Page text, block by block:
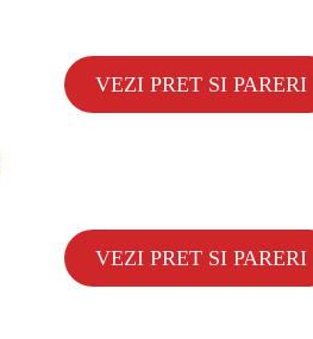
VEZI PRET SI PARERI
VEZI PRET SI PARERI